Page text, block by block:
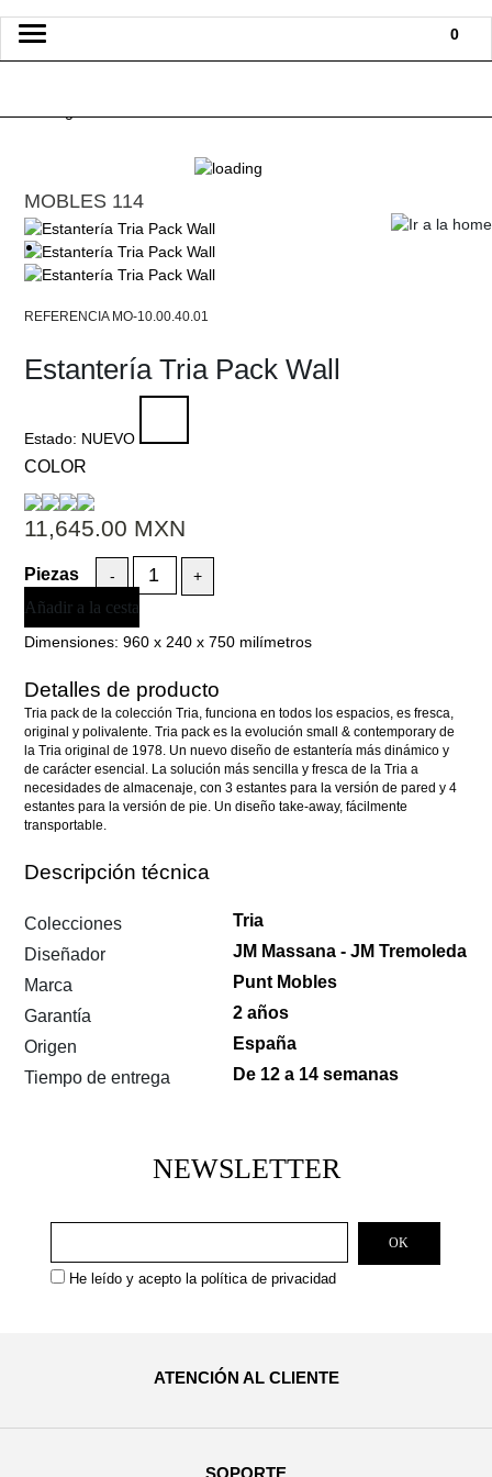
0
Toggle
MOBLES 114
MO-10.00.40.01
Estantería Tria Pack Wall
Estado: NUEVO
COLOR
11,645.00 MXN
- +
Añadir a la cesta
Dimensiones: 960 x 240 x 750 milímetros
Detalles de producto
Tria pack de la colección Tria, funciona en todos los espacios, es fresca,
original y polivalente. Tria pack es la evolución small & contemporary de
la Tria original de 1978. Un nuevo diseño de estantería más dinámico y
de carácter esencial. La solución más sencilla y fresca de la Tria a
necesidades de almacenaje, con 3 estantes para la versión de pared y 4
estantes para la versión de pie. Un diseño take-away, fácilmente
transportable.
Descripción técnica
Colecciones
Tria
Diseñador
JM Massana - JM Tremoleda
Marca
Punt Mobles
Garantía
2 años
Origen
España
Tiempo de entrega
De 12 a 14 semanas
NEWSLETTER
He leído y acepto lapolítica de privacidad
ATENCIÓN AL CLIENTE
SOPORTE